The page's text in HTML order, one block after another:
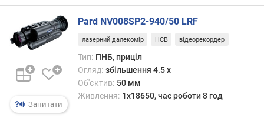
о
т
а
з
м
н
и
Запитати
Pard NV008SP2-940/50 LRF
лазерний далекомір НСВ відеорекордер
Тип: ПНБ, приціл
Огляд: збільшення 4.5 x
Об'єктив: 50 мм
Живлення: 1x18650, час роботи 8 год